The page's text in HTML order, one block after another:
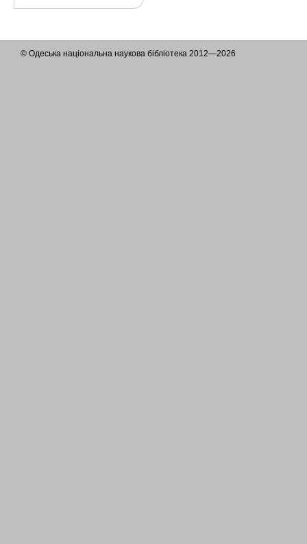
© Одеська національна наукова бібліотека 2012—2026